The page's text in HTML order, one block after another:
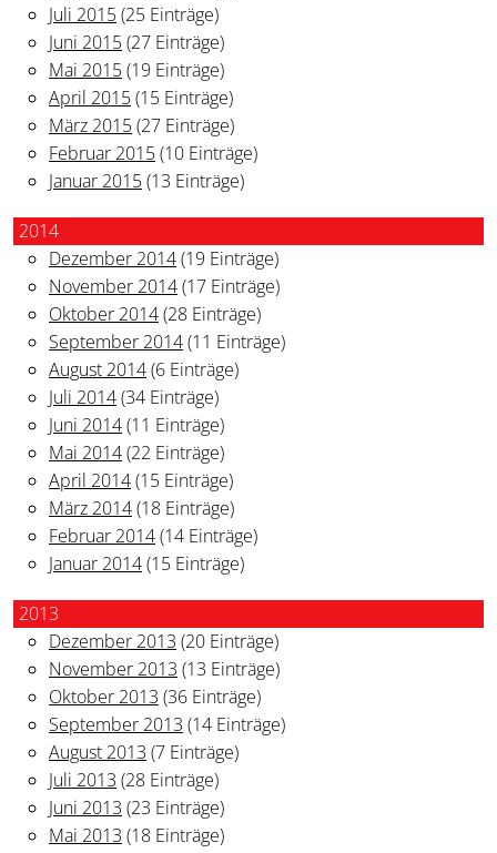
Juli 2015(25 Einträge)
Juni 2015(27 Einträge)
Mai 2015(19 Einträge)
April 2015(15 Einträge)
März 2015(27 Einträge)
Februar 2015(10 Einträge)
Januar 2015(13 Einträge)
2014
Dezember 2014(19 Einträge)
November 2014(17 Einträge)
Oktober 2014(28 Einträge)
September 2014(11 Einträge)
August 2014(6 Einträge)
Juli 2014(34 Einträge)
Juni 2014(11 Einträge)
Mai 2014(22 Einträge)
April 2014(15 Einträge)
März 2014(18 Einträge)
Februar 2014(14 Einträge)
Januar 2014(15 Einträge)
2013
Dezember 2013 (20 Einträge)
November 2013 (13 Einträge)
Oktober 2013 (36 Einträge)
September 2013 (14 Einträge)
August 2013 (7 Einträge)
Juli 2013 (28 Einträge)
Juni 2013 (23 Einträge)
Mai 2013 (18 Einträge)